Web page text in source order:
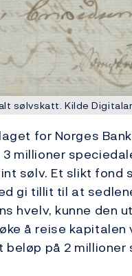
sølvskatt. Kilde
for Norges
millioner
sølv. Et slikt fond
gi tillit til at
hvelv, kunne den
å reise
på 2